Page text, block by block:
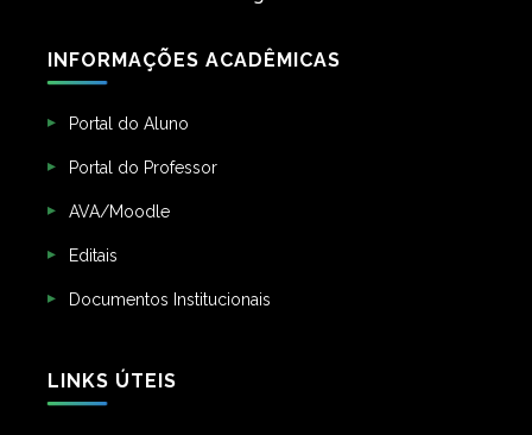
INFORMAÇÕES ACADÊMICAS
Portal do Aluno
Portal do Professor
AVA/Moodle
Editais
Documentos Institucionais
LINKS ÚTEIS